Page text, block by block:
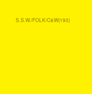
S.S.W./FOLK/C&W(193)